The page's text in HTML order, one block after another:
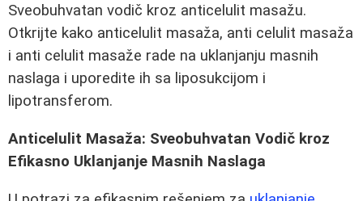
Sveobuhvatan vodič kroz anticelulit masažu.
Otkrijte kako anticelulit masaža, anti celulit masaža
i anti celulit masaže rade na uklanjanju masnih
naslaga i uporedite ih sa liposukcijom i
lipotransferom.
Anticelulit Masaža: Sveobuhvatan Vodič kroz
Efikasno Uklanjanje Masnih Naslaga